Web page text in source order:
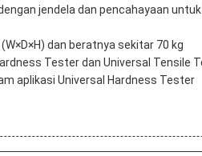
jendela dan pencahayaan
dan beratnya sekitar 70 kg
Tester dan Universal Tensile
aplikasi Universal Hardness Tester